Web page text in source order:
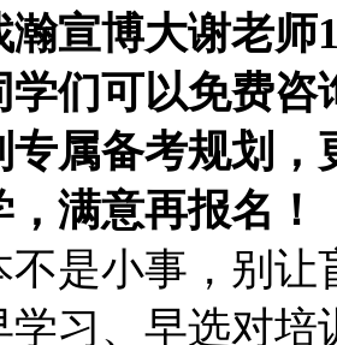
瀚宣博大谢老师
学们可以免费咨
专属备考规划，
满意再报名！
不是小事，别让
学习、早选对